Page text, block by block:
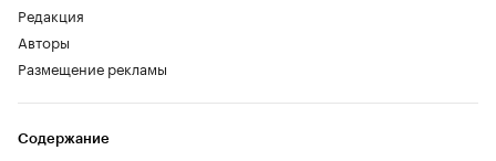
Редакция
Авторы
Размещение рекламы
Содержание